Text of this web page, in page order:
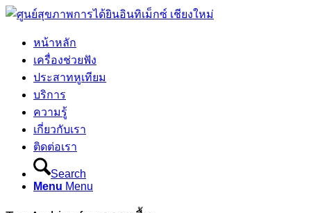
หน้าหลัก
เครื่องช่วยฟัง
ประสาทหูเทียม
บริการ
ความรู้
เกี่ยวกับเรา
ติดต่อเรา
Search
Menu Menu